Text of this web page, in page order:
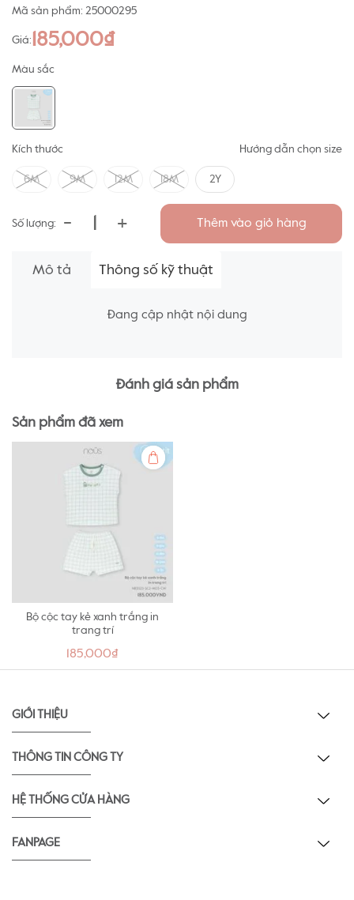
Mã sản phẩm: 25000295
Giá: 185,000₫
Màu sắc
Kích thước Hướng dẫn chọn size
6M 9M 12M 18M 2Y
Số lượng: - + Thêm vào giỏ hàng
Mô tả Thông số kỹ thuật
Đang cập nhật nội dung
Đánh giá sản phẩm
Sản phẩm đã xem
Bộ cộc tay kẻ xanh trắng in
trang trí
185,000₫
GIỚI THIỆU
THÔNG TIN CÔNG TY
HỆ THỐNG CỬA HÀNG
FANPAGE